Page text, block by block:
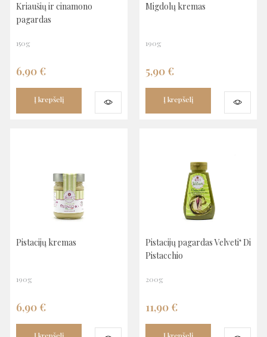
Kriaušių ir cinamono
pagardas
150g
6,90 €
Į krepšelį
Migdolų kremas
190g
5,90 €
Į krepšelį
Pistacijų kremas
190g
6,90 €
Pistacijų pagardas Velveti‘ Di
Pistacchio
200g
11,90 €